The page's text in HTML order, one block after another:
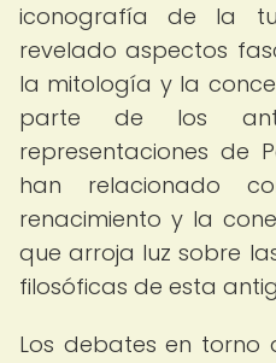
iconografía de la
revelado aspectos
la mitología y la
parte de los
representaciones de
han relacionado
renacimiento y la
que arroja luz sobre
filosóficas de esta
Los debates en